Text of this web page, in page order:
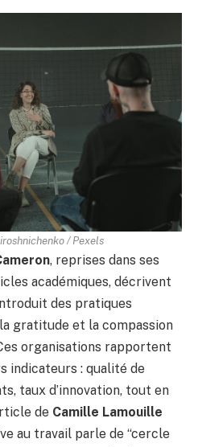
/ Pexels
, reprises dans ses
académiques, décrivent
des pratiques
gratitude et la compassion
organisations rapportent
indicateurs : qualité de
taux d’innovation, tout en
de Camille Lamouille
au travail parle de “cercle